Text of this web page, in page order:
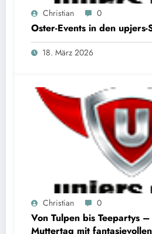
Christian 0
Oster-Events in den
18. März 2026
Christian 0
Von Tulpen bis Teepartys
Muttertag mit